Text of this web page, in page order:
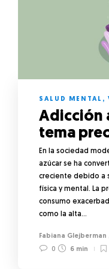
SALUD MENTAL ,
Adicción
tema
En la sociedad
azúcar se ha
creciente debido a
física y mental. La
consumo
como la alta…
Fabiana Glejberman
0
6 min